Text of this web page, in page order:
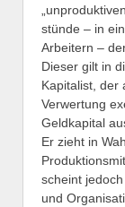
stünde – in
Arbeitern –
Dieser gilt in
Kapitalist, der
Verwertung
Geldkapital
Er zieht in
scheint
und